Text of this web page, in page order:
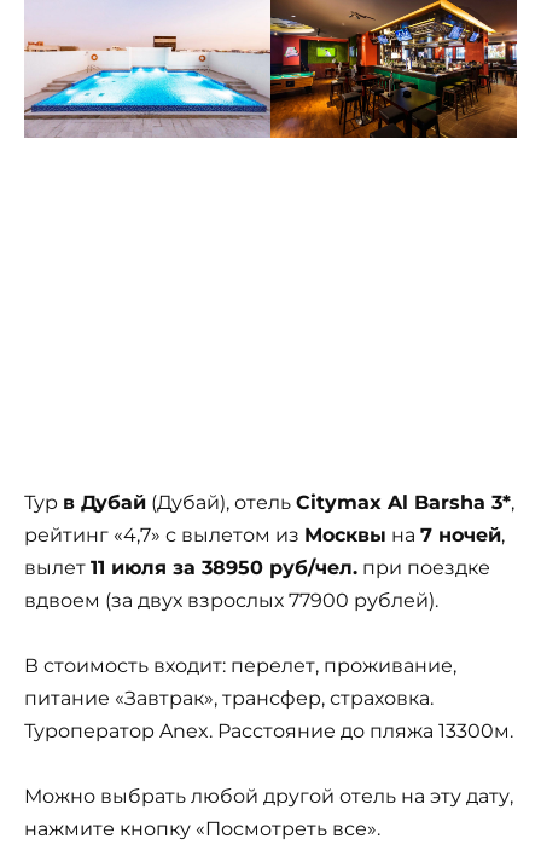
Тур в Дубай (Дубай), отель Citymax Al Barsha 3*,
рейтинг «4,7» с вылетом из Москвы на 7 ночей,
вылет 11 июля за 38950 руб/чел. при поездке
вдвоем (за двух взрослых 77900 рублей).
В стоимость входит: перелет, проживание,
питание «Завтрак», трансфер, страховка.
Туроператор Anex. Расстояние до пляжа 13300м.
Можно выбрать любой другой отель на эту дату,
нажмите кнопку «Посмотреть все».